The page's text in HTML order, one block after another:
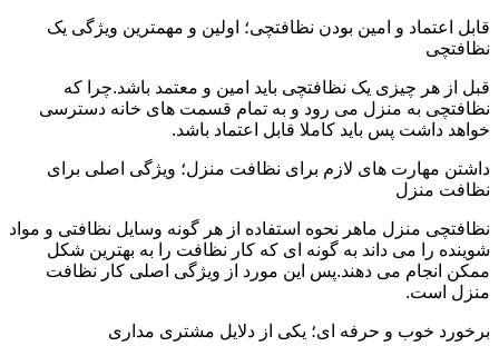
قابل اعتماد و امین بودن نظافتچی؛ اولین و مهمترین ویژگی یک
نظافتچی
قبل از هر چیزی یک نظافتچی باید امین و معتمد باشد.چرا که
نظافتچی به منزل می رود و به تمام قسمت های خانه دسترسی
خواهد داشت پس باید کاملا قابل اعتماد باشد.
داشتن مهارت های لازم برای نظافت منزل؛ ویژگی اصلی برای
نظافت منزل
نظافتچی منزل ماهر نحوه استفاده از هر گونه وسایل نظافتی و مواد
شوینده را می داند به گونه ای که کار نظافت را به بهترین شکل
ممکن انجام می دهند.پس این مورد از ویژگی اصلی کار نظافت
منزل است.
برخورد خوب و حرفه ای؛ یکی از دلایل مشتری مداری